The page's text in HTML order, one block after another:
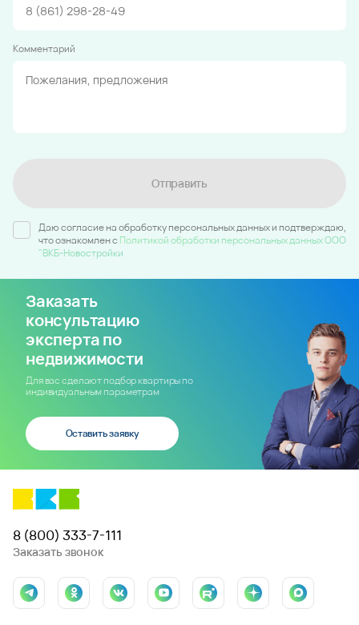
Комментарий
Отправить
Даю согласие на обработку персональных данных и подтверждаю,
что ознакомлен c Политикой обработки персональных данных ООО
"ВКБ-Новостройки
Заказать
консультацию
эксперта по
недвижимости
Для вас сделают подбор квартиры по
индивидуальным параметрам
Оставить заявку
8 (800) 333-7-111
Заказать звонок